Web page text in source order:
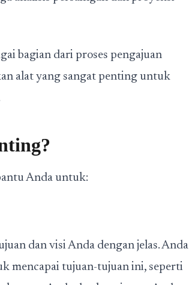
bagian dari proses pengajuan
alat yang sangat penting untuk
Anda untuk:
dan visi Anda dengan jelas. Anda
mencapai tujuan-tujuan ini, seperti